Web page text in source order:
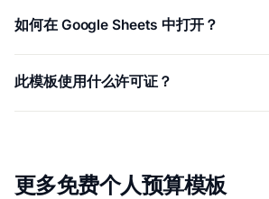
如何在 Google Sheets 中打开？
此模板使用什么许可证？
更多免费个人预算模板